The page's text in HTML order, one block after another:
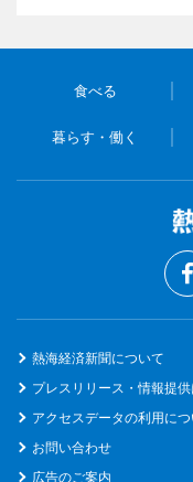
食べる
暮らす・働く
熱海経済新聞について
プレスリリース・情報提
アクセスデータの利用につ
お問い合わせ
広告のご案内